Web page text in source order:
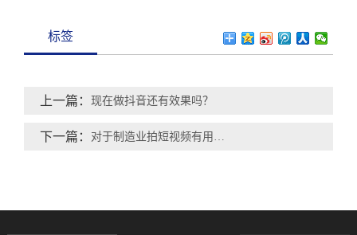
标签
上一篇：现在做抖音还有效果吗？
下一篇： 对于制造业拍短视频有用吗？